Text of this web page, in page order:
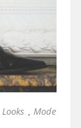
Looks , Mode